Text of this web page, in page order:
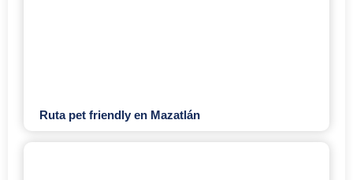
Ruta pet friendly en Mazatlán